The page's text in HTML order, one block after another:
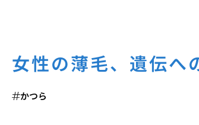
女性の薄毛、遺伝へ
かつら